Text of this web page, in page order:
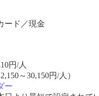
ード／現金
円/人
～30,150円/人）
ー